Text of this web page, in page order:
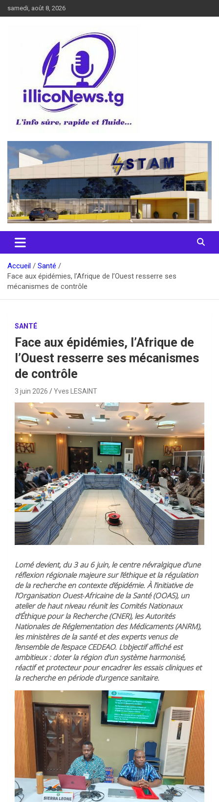
au
samedi, août 8, 2026
illiconews
Accueil
Santé
Face aux épidémies, l’Afrique de l’Ouest resserre ses
mécanismes de contrôle
SANTÉ
Face aux épidémies, l’Afrique de
l’Ouest resserre ses mécanismes
de contrôle
3 juin 2026 Yves LESAINT
Lomé devient, du 3 au 6 juin, le centre névralgique d’une
réflexion régionale majeure sur l’éthique et la régulation
de la recherche en contexte d’épidémie. À l’initiative de
l’Organisation Ouest‑Africaine de la Santé (OOAS), un
atelier de haut niveau réunit les Comités Nationaux
d’Éthique pour la Recherche (CNER), les Autorités
Nationales de Réglementation des Médicaments (ANRM),
les ministères de la santé et des experts venus de
l’ensemble de l’espace CEDEAO. L’objectif affiché est
ambitieux : doter la région d’un système harmonisé,
réactif et protecteur pour encadrer les essais cliniques et
la recherche en période d’urgence sanitaire.